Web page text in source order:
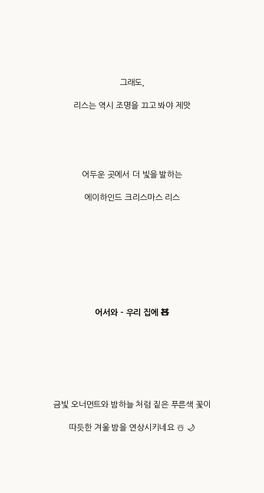
그래도,
리스는 역시 조명을 끄고 봐야 제맛
어두운 곳에서 더 빛을 발하는
에이하인드 크리스마스 리스
어서와 - 우리 집에 🧸
금빛 오너먼트와 밤하늘 처럼 짙은 푸른색 꽃이
따듯한 겨울 밤을 연상시키네요 ☃️ 🌙